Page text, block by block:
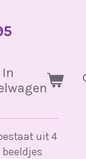
In
uit 4